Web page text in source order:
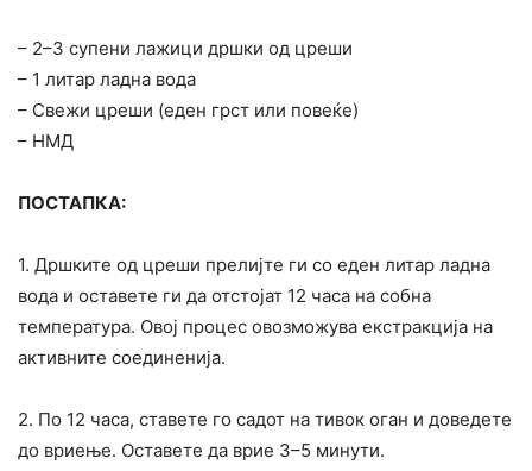
– 2–3 супени лажици дршки од цреши
– 1 литар ладна вода
– Свежи цреши (еден грст или повеќе)
– НМД
ПОСТАПКА:
1. Дршките од цреши прелијте ги со еден литар ладна
вода и оставете ги да отстојат 12 часа на собна
температура. Овој процес овозможува екстракција на
активните соединенија.
2. По 12 часа, ставете го садот на тивок оган и доведете
до вриење. Оставете да врие 3–5 минути.